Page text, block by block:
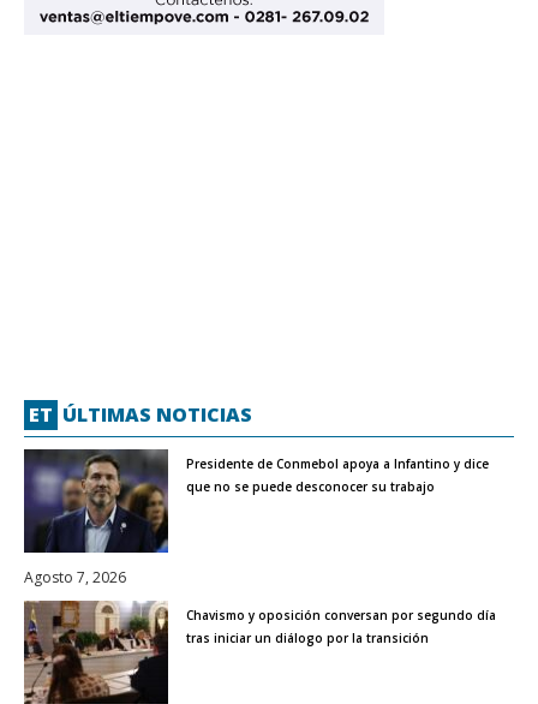
ET ÚLTIMAS NOTICIAS
Presidente de Conmebol apoya a Infantino y dice
que no se puede desconocer su trabajo
Agosto 7, 2026
Chavismo y oposición conversan por segundo día
tras iniciar un diálogo por la transición